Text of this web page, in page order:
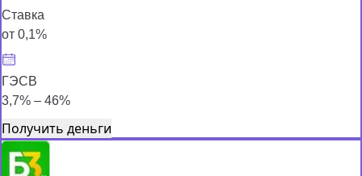
Ставка
от 0,1%
ГЭСВ
3,7% – 46%
Получить деньги